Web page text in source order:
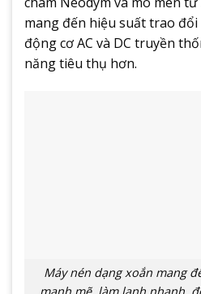
mang đến hiệu suất trao
động cơ AC và DC truyền
năng tiêu thụ hơn.
Máy nén dạng xoắn mang